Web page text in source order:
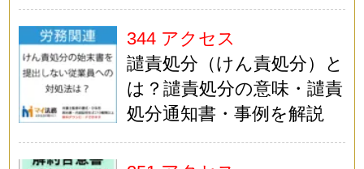
344 アクセス
譴責処分（けん責処分）と
は？譴責処分の意味・譴責
処分通知書・事例を解説